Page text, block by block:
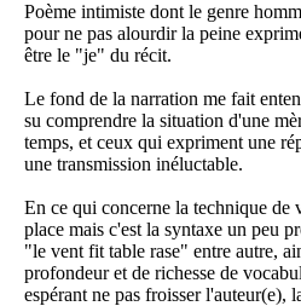
Poème intimiste dont le genre
pour ne pas alourdir la peine
être le "je" du récit.
Le fond de la narration me fait
su comprendre la situation d'une
temps, et ceux qui expriment une
une transmission inéluctable.
En ce qui concerne la technique de
place mais c'est la syntaxe un peu
"le vent fit table rase" entre autre,
profondeur et de richesse de
espérant ne pas froisser l'auteur(e),